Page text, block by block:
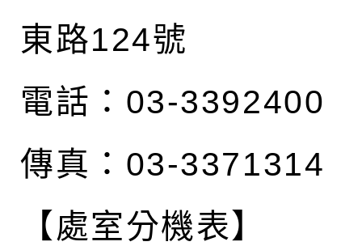
東路124號
電話：03-3392400
傳真：03-3371314
【處室分機表】